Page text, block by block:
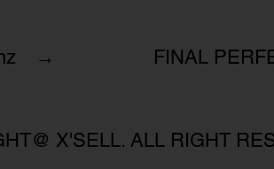
→ FINAL
X'SELL. ALL RIGHT